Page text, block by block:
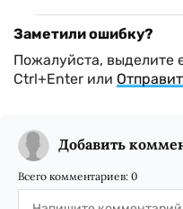
Заметили ошибку?
Пожалуйста,
Ctrl+Enter или
Добавить
Всего комментариев: 0